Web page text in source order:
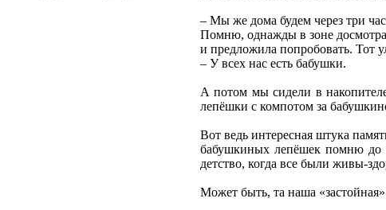
– Мы же дома будем через три
Помню, однажды в зоне
и предложила попробовать. Тот
– У всех нас есть бабушки.
А потом мы сидели в
лепёшки с компотом за
Вот ведь интересная штука
бабушкиных лепёшек помню до
детство, когда все были живы-
Может быть, та наша